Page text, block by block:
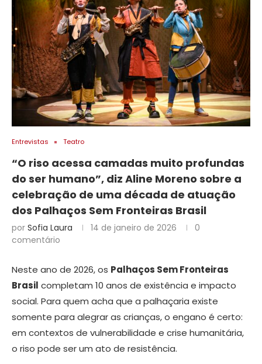
Entrevistas Teatro
“O riso acessa camadas muito profundas
do ser humano”, diz Aline Moreno sobre a
celebração de uma década de atuação
dos Palhaços Sem Fronteiras Brasil
por Sofia Laura 14 de janeiro de 2026
0
comentário
Neste ano de 2026, os Palhaços Sem Fronteiras
Brasil completam 10 anos de existência e impacto
social. Para quem acha que a palhaçaria existe
somente para alegrar as crianças, o engano é certo:
em contextos de vulnerabilidade e crise humanitária,
o riso pode ser um ato de resistência.